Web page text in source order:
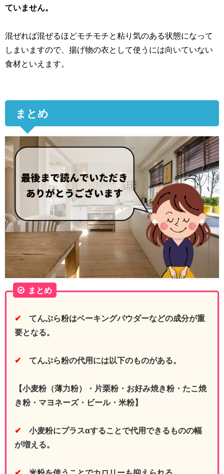
ていません。
混ぜれば混ぜるほどモチモチと粘り気のある状態になって
しまいますので、揚げ物の衣として使うには向いていない
食材といえます。
まとめ
まとめ
✔ てんぷら粉はベーキングパウダーなどの成分が重
要となる。
✔ てんぷら粉の代用には以下のものがある。
【小麦粉（薄力粉）・片栗粉・お好み焼き粉・たこ焼
き粉・マヨネーズ・ビール・米粉】
✔ 小麦粉にプラスαすることで代用できるものの幅
が増える。